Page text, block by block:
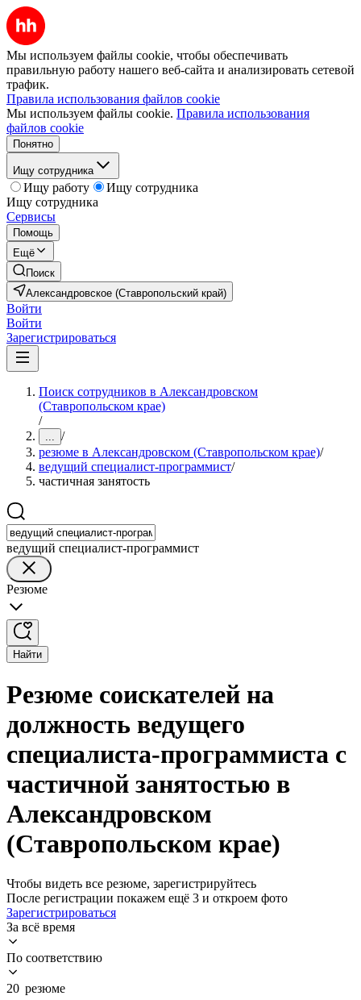
Мы используем файлы cookie, чтобы обеспечивать
правильную работу нашего веб-сайта и анализировать сетевой
трафик.
Правила использования файлов cookie
Мы используем файлы cookie. Правила использования
файлов cookie
Понятно
Ищу сотрудника
Ищу работу
Ищу сотрудника
Ищу сотрудника
Сервисы
Помощь
Ещё
Поиск
Александровское (Ставропольский край)
Войти
Войти
Зарегистрироваться
Поиск сотрудников в Александровском
(Ставропольском крае)
/
... /
резюме в Александровском (Ставропольском крае)/
ведущий специалист-программист/
частичная занятость
ведущий специалист-программист
Резюме
Найти
Резюме соискателей на
должность ведущего
специалиста-программиста с
частичной занятостью в
Александровском
(Ставропольском крае)
Чтобы видеть все резюме, зарегистрируйтесь
После регистрации покажем ещё 3 и откроем фото
Зарегистрироваться
За всё время
По соответствию
20 резюме